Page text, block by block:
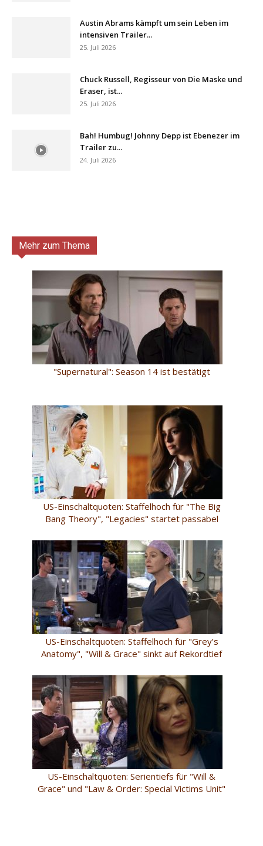
Austin Abrams kämpft um sein Leben im
intensiven Trailer...
25. Juli 2026
Chuck Russell, Regisseur von Die Maske und
Eraser, ist...
25. Juli 2026
Bah! Humbug! Johnny Depp ist Ebenezer im
Trailer zu...
24. Juli 2026
Mehr zum Thema
"Supernatural": Season 14 ist bestätigt
US-Einschaltquoten: Staffelhoch für "The Big
Bang Theory", "Legacies" startet passabel
US-Einschaltquoten: Staffelhoch für "Grey’s
Anatomy", "Will & Grace" sinkt auf Rekordtief
US-Einschaltquoten: Serientiefs für "Will &
Grace" und "Law & Order: Special Victims Unit"